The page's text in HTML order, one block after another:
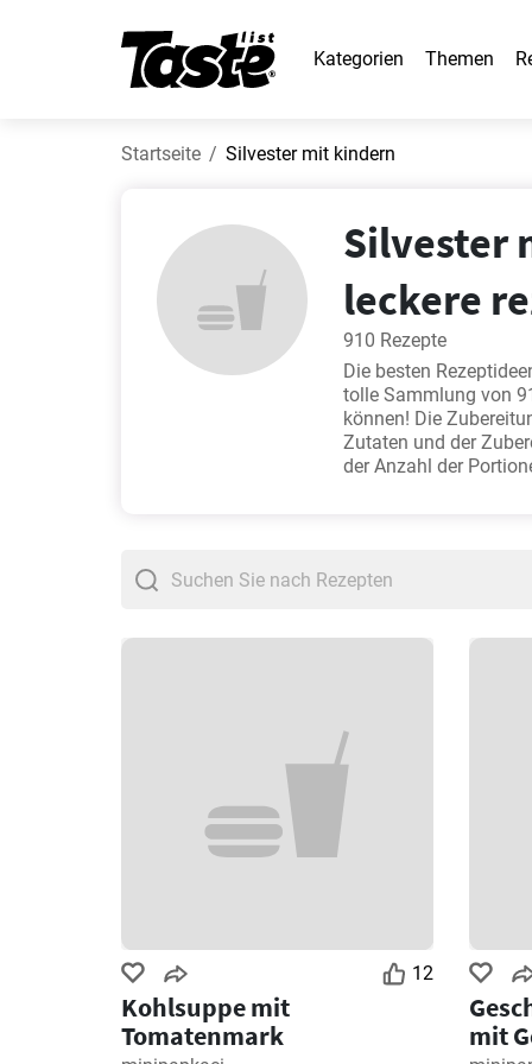
Kategorien Themen
Startseite Silvester mit kindern
Silvester
leckere
910 Rezepte
Die besten
tolle Sammlung von
können! Die
Zutaten und der
der Anzahl der
12
Kohlsuppe mit
Tomatenmark
mit